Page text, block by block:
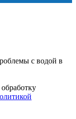
с водой в